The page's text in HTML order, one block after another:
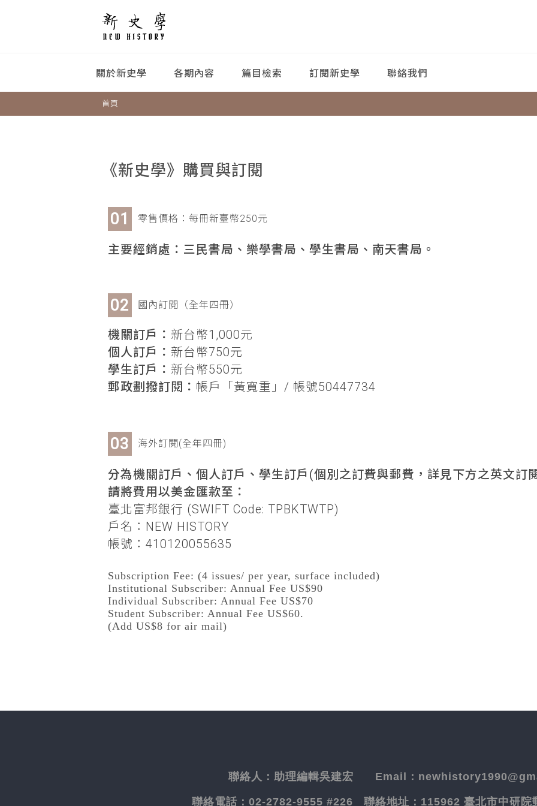
關於新史學 各期內容 篇目檢索 訂閱新史學 聯絡我們
首頁
《新史學》購買與訂閱
零售價格：每冊新臺幣250元
主要經銷處：三民書局、樂學書局、學生書局、南天書局。
國內訂閱（全年四冊）
機關訂戶： 新台幣1,000元
個人訂戶： 新台幣750元
學生訂戶： 新台幣550元
郵政劃撥訂閱： 帳戶「黃寬重」/ 帳號50447734
海外訂閱(全年四冊)
分為機關訂戶、個人訂戶、學生訂戶(個別之訂費與郵費，詳見下方之英文訂
請將費用以美金匯款至：
臺北富邦銀行 (SWIFT Code: TPBKTWTP)
戶名：NEW HISTORY
帳號：410120055635
Subscription Fee: (4 issues/ per year, surface included)
Institutional Subscriber: Annual Fee US$90
Individual Subscriber: Annual Fee US$70
Student Subscriber: Annual Fee US$60.
(Add US$8 for air mail)
聯絡人： 助理編輯吳建宏 Email：
聯絡電話： 02-2782-9555 #226 聯絡地址： 115962 臺北市中研院